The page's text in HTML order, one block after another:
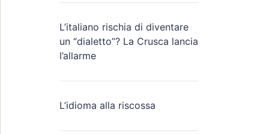
L’italiano rischia di diventare
un “dialetto”? La Crusca lancia
l’allarme
L’idioma alla riscossa